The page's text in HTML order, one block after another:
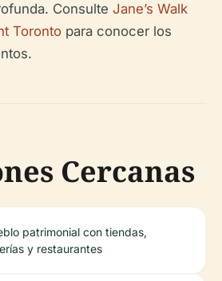
Consulte Jane’s Walk
Toronto para conocer los
Cercanas
patrimonial con tiendas,
y restaurantes